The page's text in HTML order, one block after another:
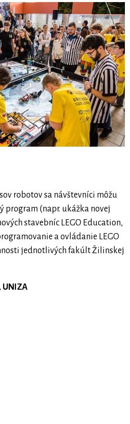
robotov sa návštevníci môžu
program (napr. ukážka novej
stavebníc LEGO Education,
a ovládanie LEGO
jednotlivých fakúlt Žilinskej